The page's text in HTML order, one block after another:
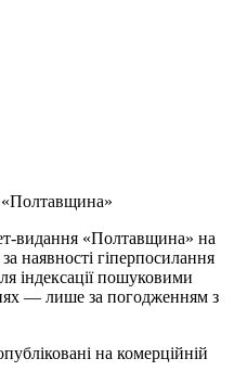
«Полтавщина»
видання «Полтавщина» на
наявності гіперпосилання
індексації пошуковими
— лише за погодженням з
на комерційній